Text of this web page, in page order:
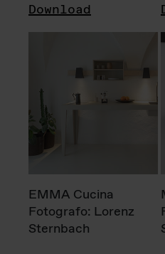
Download
EMMA Cucina
Fotografo: Lorenz
Sternbach